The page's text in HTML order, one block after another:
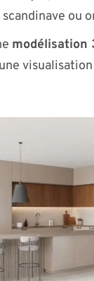
ou
modélisation